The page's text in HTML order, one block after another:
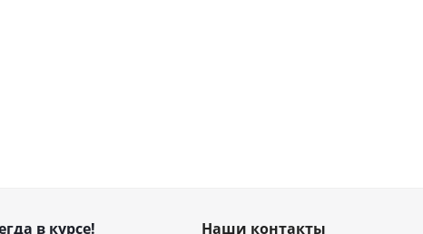
в курсе! Наши контакты